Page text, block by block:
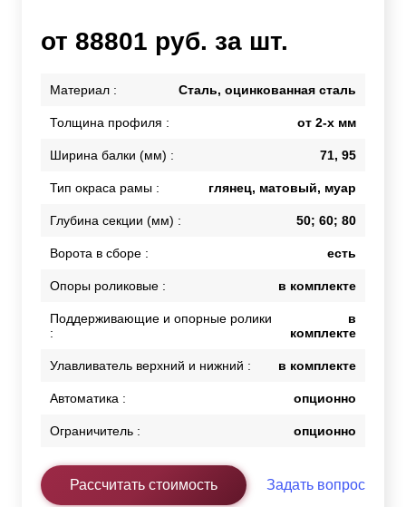
от 88801 руб. за шт.
Материал : Сталь, оцинкованная сталь
Толщина профиля : от 2-х мм
Ширина балки (мм) : 71, 95
Тип окраса рамы : глянец, матовый, муар
Глубина секции (мм) : 50; 60; 80
Ворота в сборе : есть
Опоры роликовые : в комплекте
Поддерживающие и опорные ролики
:
в
комплекте
Улавливатель верхний и нижний : в комплекте
Автоматика : опционно
Ограничитель : опционно
Рассчитать стоимость Задать вопрос